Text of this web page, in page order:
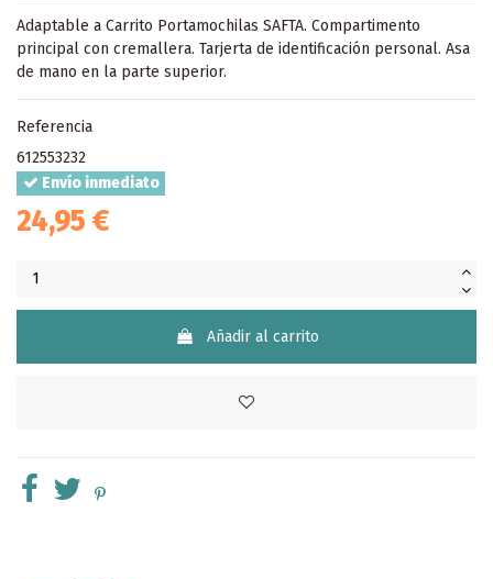
Adaptable a Carrito Portamochilas SAFTA. Compartimento
principal con cremallera. Tarjerta de identificación personal. Asa
de mano en la parte superior.
Referencia
612553232
Envío inmediato
24,95 €
Añadir al carrito